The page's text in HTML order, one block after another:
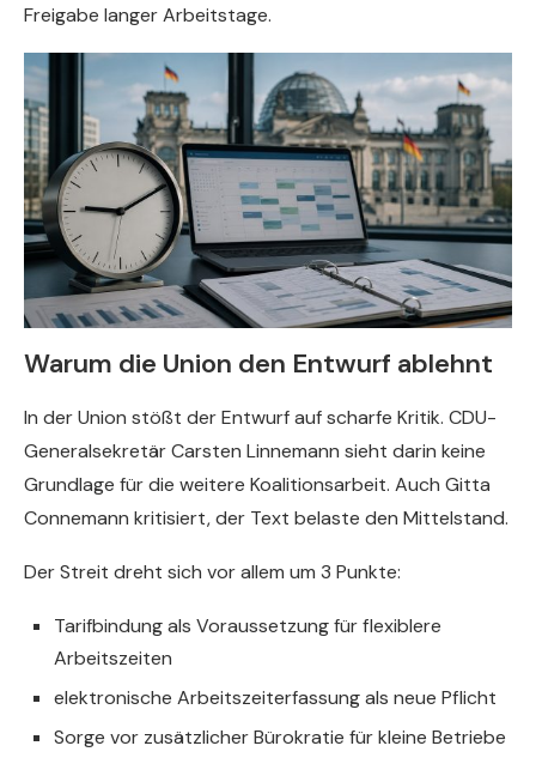
Freigabe langer Arbeitstage.
Warum die Union den Entwurf ablehnt
In der Union stößt der Entwurf auf scharfe Kritik. CDU-
Generalsekretär Carsten Linnemann sieht darin keine
Grundlage für die weitere Koalitionsarbeit. Auch Gitta
Connemann kritisiert, der Text belaste den Mittelstand.
Der Streit dreht sich vor allem um 3 Punkte:
Tarifbindung als Voraussetzung für flexiblere
Arbeitszeiten
elektronische Arbeitszeiterfassung als neue Pflicht
Sorge vor zusätzlicher Bürokratie für kleine Betriebe